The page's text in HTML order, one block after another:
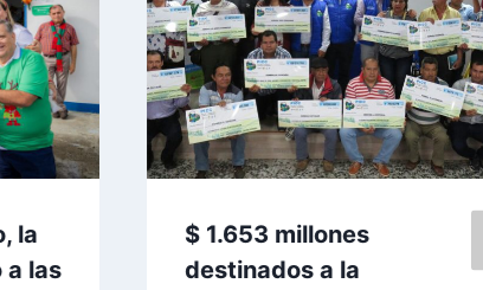
la
a las
$ 1.653 millones
destinados a la